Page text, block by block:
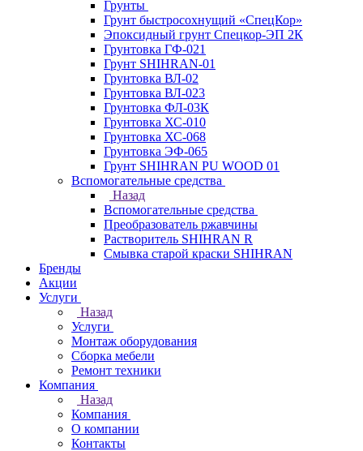
Грунты
Грунт быстросохнущий «СпецКор»
Эпоксидный грунт Спецкор-ЭП 2К
Грунтовка ГФ-021
Грунт SHIHRAN-01
Грунтовка ВЛ-02
Грунтовка ВЛ-023
Грунтовка ФЛ-03К
Грунтовка ХС-010
Грунтовка ХС-068
Грунтовка ЭФ-065
Грунт SHIHRAN PU WOOD 01
Вспомогательные средства
Назад
Вспомогательные средства
Преобразователь ржавчины
Растворитель SHIHRAN R
Смывка старой краски SHIHRAN
Бренды
Акции
Услуги
Назад
Услуги
Монтаж оборудования
Сборка мебели
Ремонт техники
Компания
Назад
Компания
О компании
Контакты